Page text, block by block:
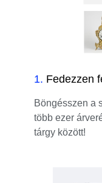
1. Fedezzen
Böngésszen a
több ezer
tárgy között!